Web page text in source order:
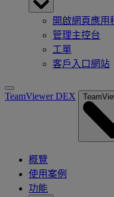
開啟網頁應用
管理主控台
工單
客戶入口網站
TeamViewer DEX
概覽
使用案例
功能